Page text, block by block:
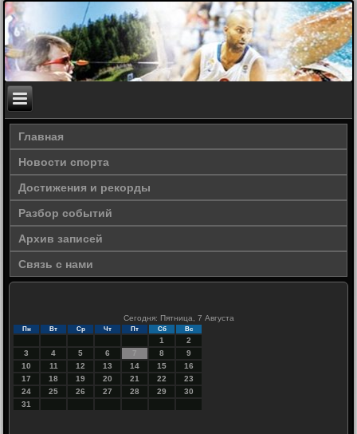
Главная
Новости спорта
Достижения и рекорды
Разбор событий
Архив записей
Связь с нами
Сегодня: Пятница, 7 Августа
Пн Вт Ср Чт Пт Сб Вс
1
2
3
4 5 6 7 8
9
10
11 12 13 14 15
16
17
18 19 20 21 22
23
24
25 26 27 28 29
30
31